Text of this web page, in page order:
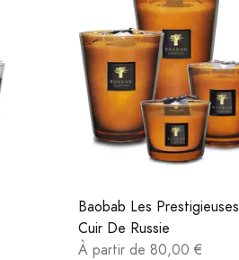
Baobab Les Prestigieuses
Cuir De Russie
À partir de 80,00 €